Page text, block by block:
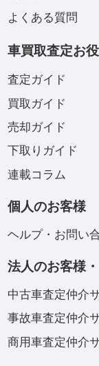
よくある質問
車買取査定お
査定ガイド
買取ガイド
売却ガイド
下取りガイド
連載コラム
個人のお客様
ヘルプ・お問い
法人のお客様
中古車査定仲介
事故車査定仲介
商用車査定仲介